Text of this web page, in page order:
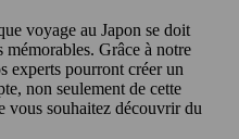
voyage au Japon se doit
Grâce à notre
experts pourront créer un
non seulement de cette
vous souhaitez découvrir du